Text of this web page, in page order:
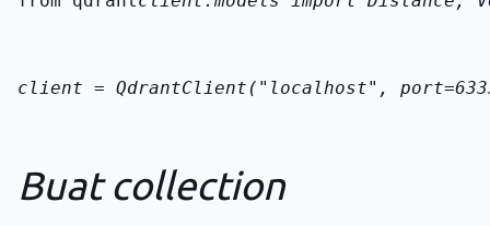
client = QdrantClient("localhost",
Buat collection